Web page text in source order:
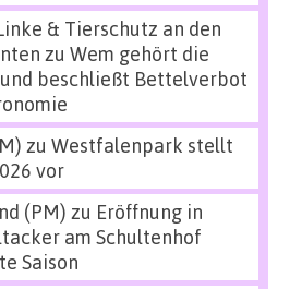
& Tierschutz an den
zu Wem gehört die
beschließt Bettelverbot
zu Westfalenpark stellt
vor
(PM) zu Eröffnung in
am Schultenhof
Saison